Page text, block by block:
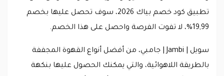
تطبيق كود خصم بياك 2026، سوف تحصل عليها بخصم
19,99%، لا تفوت الفرصة واحصل على هذا الخصم.
سويل | Jambi | جامبي، من أفضل أنواع القهوة المجففة
بالطريقة اللاهوائية، والتي يمكنك الحصول عليها بنكهة